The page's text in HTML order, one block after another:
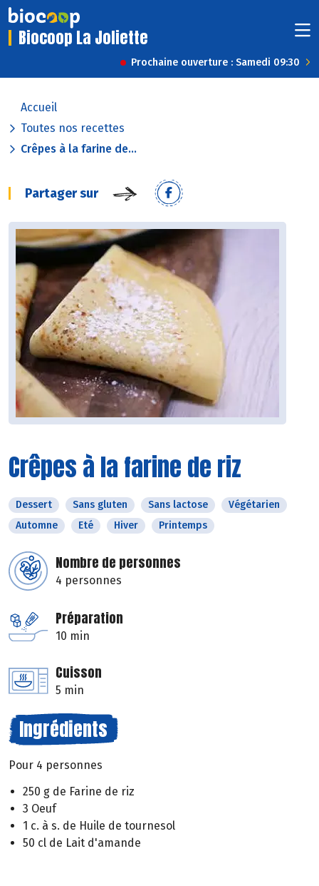
Biocoop La Joliette
Prochaine ouverture : Samedi 09:30
Accueil
Toutes nos recettes
Crêpes à la farine de...
Partager sur
Crêpes à la farine de riz
Dessert Sans gluten Sans lactose
Végétarien
Automne
Eté Hiver Printemps
Nombre de personnes
4 personnes
Préparation
10 min
Cuisson
5 min
Ingrédients
Pour 4 personnes
250 g de Farine de riz
3 Oeuf
1 c. à s. de Huile de tournesol
50 cl de Lait d'amande